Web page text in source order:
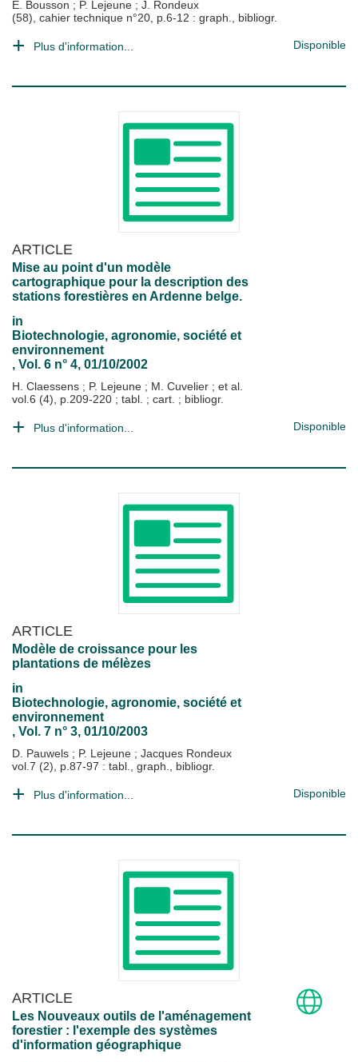
E. Bousson ; P. Lejeune ; J. Rondeux
(58), cahier technique n°20, p.6-12 : graph., bibliogr.
Plus d'information... Disponible
ARTICLE
Mise au point d'un modèle
cartographique pour la description des
stations forestières en Ardenne belge.
in
Biotechnologie, agronomie, société et
environnement
, Vol. 6 n° 4, 01/10/2002
H. Claessens ; P. Lejeune ; M. Cuvelier ; et al.
vol.6 (4), p.209-220 ; tabl. ; cart. ; bibliogr.
Plus d'information... Disponible
ARTICLE
Modèle de croissance pour les
plantations de mélèzes
in
Biotechnologie, agronomie, société et
environnement
, Vol. 7 n° 3, 01/10/2003
D. Pauwels ; P. Lejeune ; Jacques Rondeux
vol.7 (2), p.87-97 : tabl., graph., bibliogr.
Plus d'information... Disponible
ARTICLE
Les Nouveaux outils de l'aménagement
forestier : l'exemple des systèmes
d'information géographique